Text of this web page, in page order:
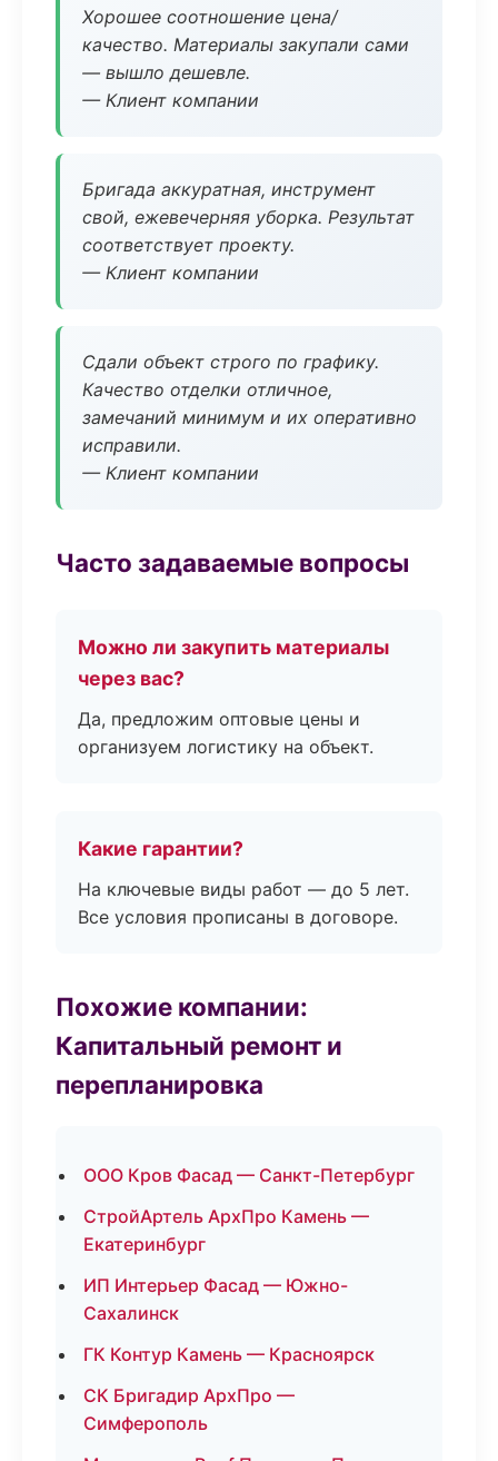
Хорошее соотношение цена/
качество. Материалы закупали сами
— вышло дешевле.
— Клиент компании
Бригада аккуратная, инструмент
свой, ежевечерняя уборка. Результат
соответствует проекту.
— Клиент компании
Сдали объект строго по графику.
Качество отделки отличное,
замечаний минимум и их оперативно
исправили.
— Клиент компании
Часто задаваемые вопросы
Можно ли закупить материалы
через вас?
Да, предложим оптовые цены и
организуем логистику на объект.
Какие гарантии?
На ключевые виды работ — до 5 лет.
Все условия прописаны в договоре.
Похожие компании:
Капитальный ремонт и
перепланировка
ООО Кров Фасад — Санкт-Петербург
СтройАртель АрхПро Камень —
Екатеринбург
ИП Интерьер Фасад — Южно-
Сахалинск
ГК Контур Камень — Красноярск
СК Бригадир АрхПро —
Симферополь